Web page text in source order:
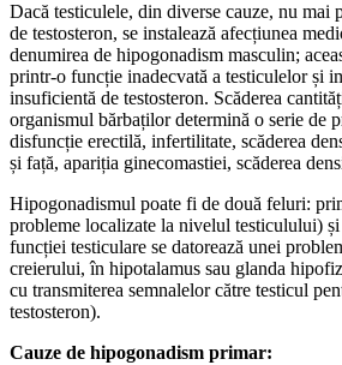
Dacă testiculele, din diverse cauze, nu mai
de testosteron, se instalează afecțiunea
denumirea de hipogonadism masculin;
printr-o funcție inadecvată a testiculelor și
insuficientă de testosteron. Scăderea
organismul bărbaților determină o serie de
disfuncție erectilă, infertilitate, scăderea
și față, apariția ginecomastiei, scăderea
Hipogonadismul poate fi de două feluri:
probleme localizate la nivelul testiculului) și
funcției testiculare se datorează unei
creierului, în hipotalamus sau glanda
cu transmiterea semnalelor către testicul
testosteron).
Cauze de hipogonadism primar: